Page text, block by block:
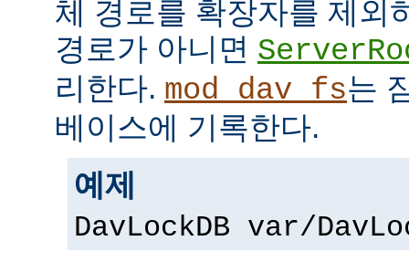
체 경로를 확장자를 제외
경로가 아니면
리한다. mod_dav_fs는
베이스에 기록한다.
예제
DavLockDB var/